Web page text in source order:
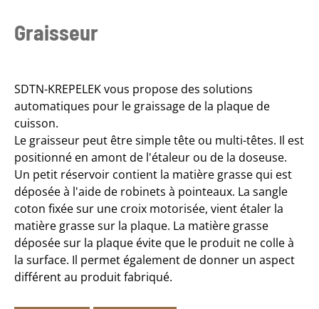
Graisseur
SDTN-KREPELEK vous propose des solutions
automatiques pour le graissage de la plaque de
cuisson.
Le graisseur peut être simple tête ou multi-têtes. Il est
positionné en amont de l'étaleur ou de la doseuse.
Un petit réservoir contient la matière grasse qui est
déposée à l'aide de robinets à pointeaux. La sangle
coton fixée sur une croix motorisée, vient étaler la
matière grasse sur la plaque. La matière grasse
déposée sur la plaque évite que le produit ne colle à
la surface. Il permet également de donner un aspect
différent au produit fabriqué.